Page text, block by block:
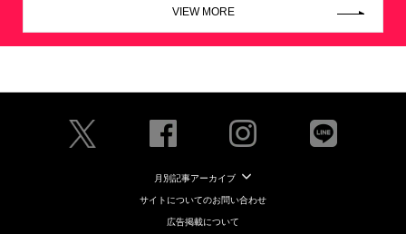
VIEW MORE
月別記事アーカイブ
サイトについてのお問い合わせ
広告掲載について